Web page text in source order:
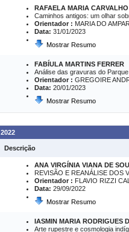
RAFAELA MARIA
Caminhos antigos: um olhar
Orientador : MARIA DO
Data: 31/01/2023
Mostrar Resumo
FABÍULA MARTINS FERRER
Análise das gravuras do
Orientador : GREGOIRE
Data: 20/01/2023
Mostrar Resumo
2022
Descrição
ANA VIRGÍNIA VIANA DE
REVISÃO E REANÁLISE DOS
Orientador : FLAVIO RIZZI
Data: 29/09/2022
Mostrar Resumo
IASMIN MARIA RODRIGUES
Arte rupestre e cosmologia